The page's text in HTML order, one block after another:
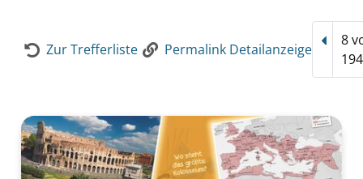
Zur Trefferliste Permalink Detailanzeige
8